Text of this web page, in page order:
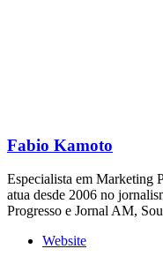
Fabio Kamoto
Especialista em Marketing
atua desde 2006 no
Progresso e Jornal AM,
Website